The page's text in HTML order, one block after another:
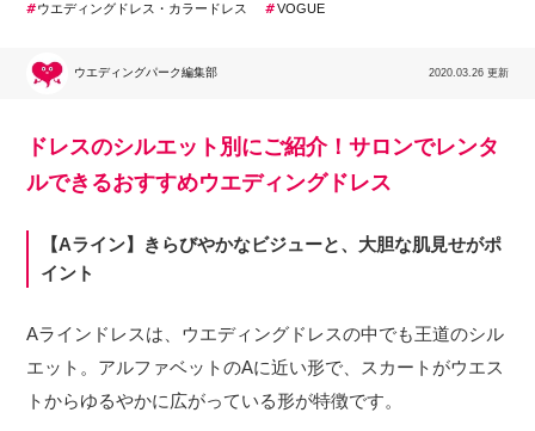
ウエディングドレス・カラードレス VOGUE
ウエディングパーク編集部 2020.03.26 更新
ドレスのシルエット別にご紹介！サロンでレンタ
ルできるおすすめウエディングドレス
【Aライン】きらびやかなビジューと、大胆な肌見せがポ
イント
Aラインドレスは、ウエディングドレスの中でも王道のシル
エット。アルファベットのAに近い形で、スカートがウエス
トからゆるやかに広がっている形が特徴です。